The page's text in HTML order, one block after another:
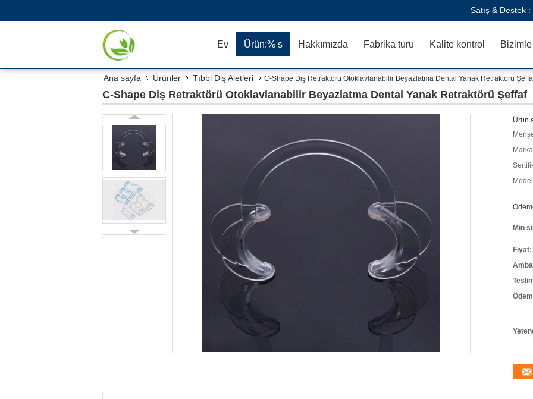
Satış & Destek :
Ev Ürün:% s Hakkımızda Fabrika turu Kalite kontrol
Ana sayfa Ürünler Tıbbi Diş Aletleri C-Shape Diş Retraktörü Otoklavlanabilir Beyazlatma Dental Yanak Retraktörü
C-Shape Diş Retraktörü Otoklavlanabilir Beyazlatma Dental Yanak Retraktörü Şeffaf
Ürün
Min
Fiyat: